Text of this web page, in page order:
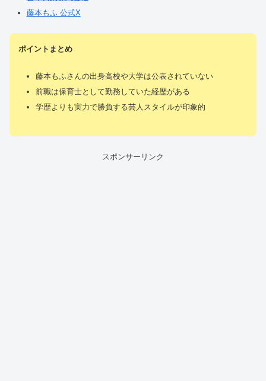
藤本もふ 公式X
ポイントまとめ
藤本もふさんの出身高校や大学は公表されていない
前職は保育士として勤務していた経歴がある
学歴よりも実力で勝負する芸人スタイルが印象的
スポンサーリンク